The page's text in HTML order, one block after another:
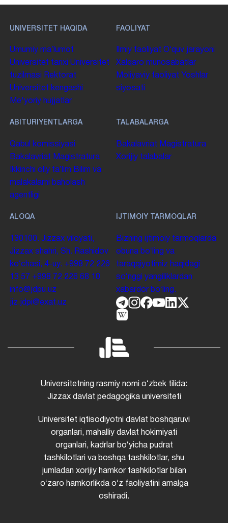
UNIVERSITET HAQIDA
Umumiy maʼlumot
Universitet tarixi Universitet
tuzilmasi
Rektorat
Universitet kengashi
Me'yoriy hujjatlar
FAOLIYAT
Ilmiy faoliyat Oʻquv jarayoni
Xalqaro munosabatlar
Moliyaviy faoliyat Yoshlar
siyosati
ABITURIYENTLARGA
Qabul komissiyasi
Bakalavriat Magistratura
Ikkinchi oliy taʼlim Bilim va
malakalarni baholash
agentligi
TALABALARGA
Bakalavriat Magistratura
Xorijiy talabalar
ALOQA
130100. Jizzax viloyati,
Jizzax shahri, Sh. Rashidov
koʻchasi, 4-uy. +998 72 226
13 57 +998 72 226 68 10
info@jdpu.uz
jiz.jdpi@exat.uz
IJTIMOIY TARMOQLAR
Bizning ijtimoiy tarmoqlarda
obuna boʻling va
taraqqiyotimiz haqidagi
soʻnggi yangiliklardan
xabardor boʻling.
Universitetning rasmiy nomi oʻzbek tilida:
Jizzax davlat pedagogika universiteti
Universitet iqtisodiyotni davlat boshqaruvi
organlari, mahalliy davlat hokimiyati
organlari, kadrlar boʻyicha pudrat
tashkilotlari va boshqa tashkilotlar, shu
jumladan xorijiy hamkor tashkilotlar bilan
oʻzaro hamkorlikda oʻz faoliyatini amalga
oshiradi.